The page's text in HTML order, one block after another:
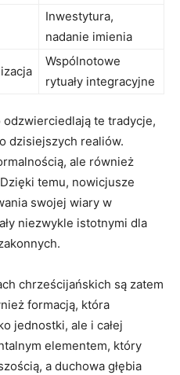
Inwestytura,⁤
nadanie imienia
Wspólnotowe
rytuały integracyjne
odzwierciedlają te tradycje,
dzisiejszych realiów.⁣
ale również
temu, ‍nowicjusze
swojej wiary w
niezwykle istotnymi dla
chrześcijańskich są zatem⁢
formacją, która
jednostki, ale i całej
elementem, który
a duchowa głębia